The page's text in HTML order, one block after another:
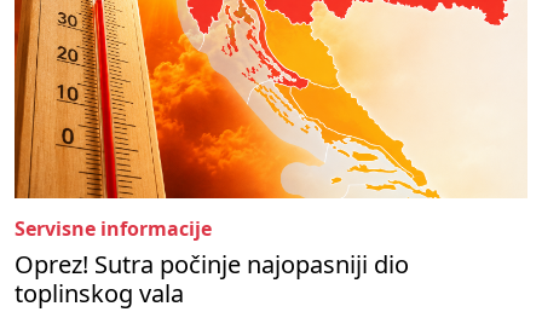
Servisne informacije
Oprez! Sutra počinje najopasniji dio
toplinskog vala